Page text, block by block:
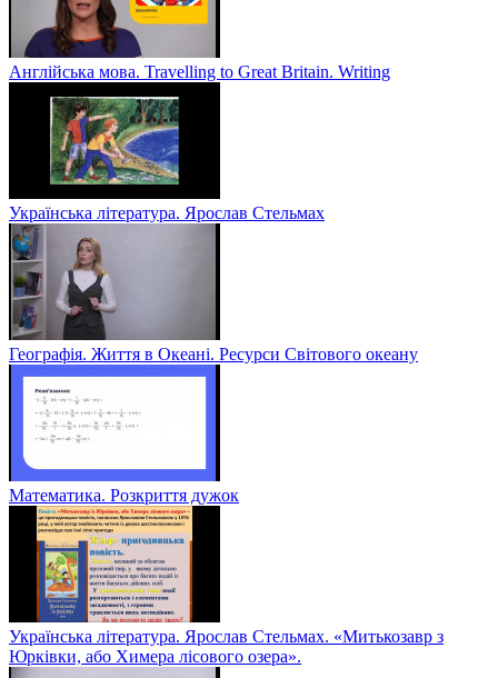
Англійська мова. Travelling to Great Britain. Writing
Українська література. Ярослав Стельмах
Географія. Життя в Океані. Ресурси Світового океану
Математика. Розкриття дужок
Українська література. Ярослав Стельмах. «Митькозавр з
Юрківки, або Химера лісового озера».